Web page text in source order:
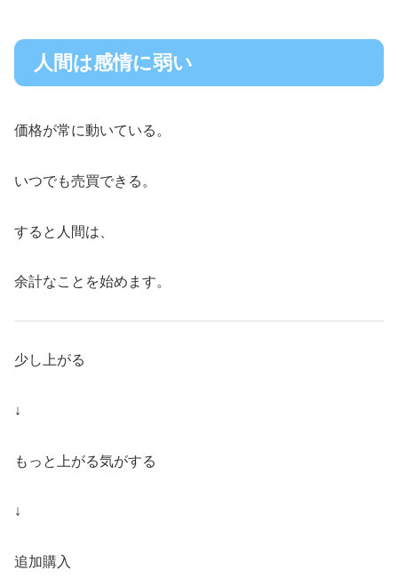
人間は感情に弱い
価格が常に動いている。
いつでも売買できる。
すると人間は、
余計なことを始めます。
少し上がる
↓
もっと上がる気がする
↓
追加購入